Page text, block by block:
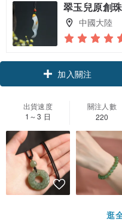
翠玉兒原創
中國大陸
領優惠券
加入關注
出貨速度
1～3 日
關注人數
220
逛